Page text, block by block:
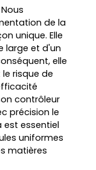
Nous
de la
unique. Elle
large et d'un
elle
risque de
contrôleur
précision le
est essentiel
uniformes
matières